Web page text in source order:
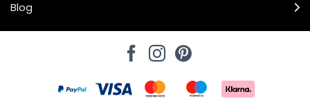
Blog